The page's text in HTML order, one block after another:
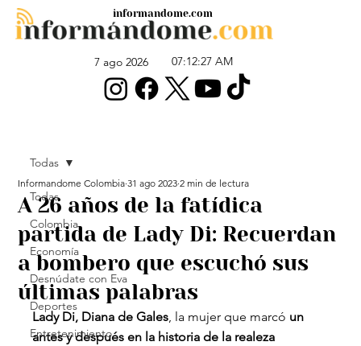
7 ago 2026 07:12:27 AM
informandome.com
Todas
Colombia
Economía
Desnúdate con Eva
Deportes
Entretenimiento
Todas
A 26 años de la fatídica
partida de Lady Di: Recuerdan
a bombero que escuchó sus
últimas palabras
Informandome Colombia 31 ago 2023 2 min de lectura
Lady Di, Diana de Gales, la mujer que marcó un
antes y después en la historia de la realeza